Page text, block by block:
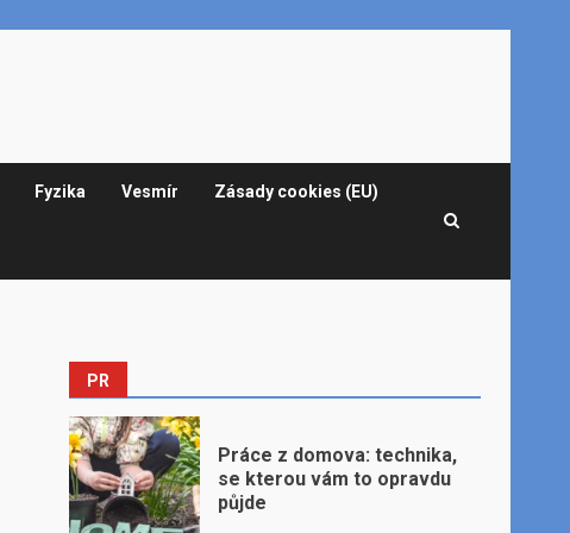
Fyzika Vesmír Zásady cookies (EU)
PR
Práce z domova: technika,
se kterou vám to opravdu
půjde